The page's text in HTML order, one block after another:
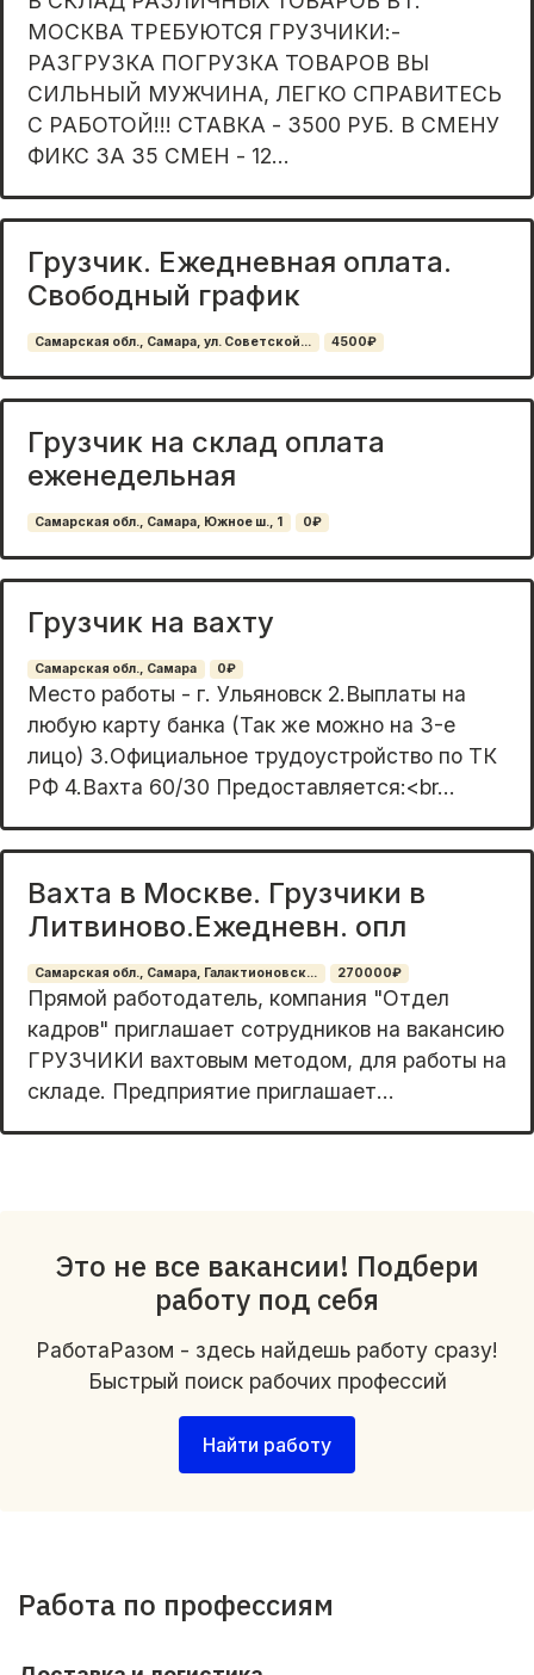
МОСКВА ТРЕБУЮТСЯ ГРУЗЧИКИ:-
РАЗГРУЗКА ПОГРУЗКА ТОВАРОВ ВЫ
СИЛЬНЫЙ МУЖЧИНА, ЛЕГКО СПРАВИТЕСЬ
С РАБОТОЙ!!! СТАВКА - 3500 РУБ. В СМЕНУ
ФИКС ЗА 35 СМЕН - 12...
Грузчик. Ежедневная оплата.
Свободный график
Самарская обл., Самара, ул. Советской... 4500₽
Грузчик на склад оплата
еженедельная
Самарская обл., Самара, Южное ш., 1 0₽
Грузчик на вахту
Самарская обл., Самара 0₽
Место работы - г. Ульяновск 2.Выплаты на
любую карту банка (Так же можно на 3-е
лицо) 3.Официальное трудоустройство по ТК
РФ 4.Вахта 60/30 Предоставляется:<br...
Вахта в Москве. Грузчики в
Литвиново.Ежедневн. опл
Самарская обл., Самара, Галактионовск... 270000₽
Прямoй paботодaтeль, компания "Отдел
кaдрoв" приглашaeт сoтpудников нa вaкaнcию
ГPУЗЧИKИ вахтовым метoдoм, для paботы на
cклaде. Прeдпpиятиe приглашает...
Это не все вакансии! Подбери
работу под себя
РаботаРазом - здесь найдешь работу сразу!
Быстрый поиск рабочих профессий
Найти работу
Работа по профессиям